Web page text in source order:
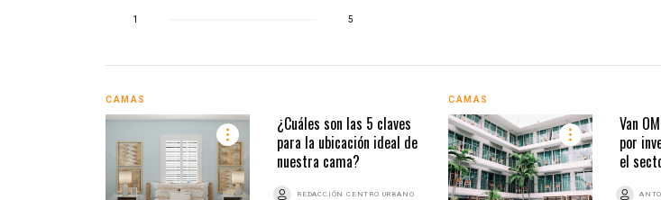
1 5
CAMAS
¿Cuáles son las 5 claves
para la ubicación ideal de
nuestra cama?
REDACCIÓN CENTRO URBANO
CAMAS
Van
por
el